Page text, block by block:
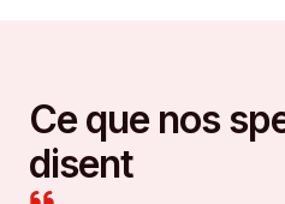
Ce que nos
disent